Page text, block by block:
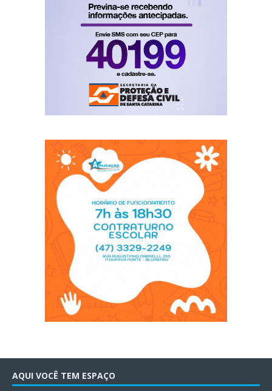
AQUI VOCÊ TEM ESPAÇO